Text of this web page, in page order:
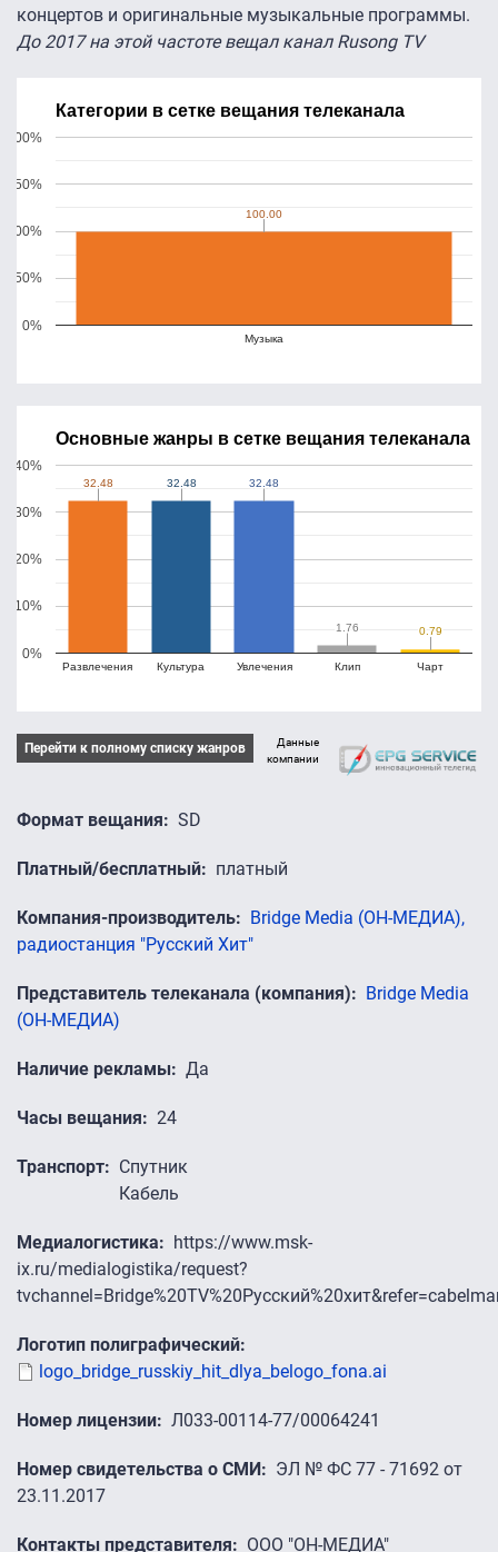
концертов и оригинальные музыкальные программы.
До 2017 на этой частоте вещал канал Rusong TV
Категории в сетке вещания телеканала
Музыка
0%
50%
100%
150%
200%
100.00
100.00
Основные жанры в сетке вещания телеканала
Развлечения Культура Увлечения Клип Чарт
0%
10%
20%
30%
40%
32.48
32.48 32.48
32.48 32.48
32.48
1.76
1.76 0.79
0.79
Перейти к полному списку жанров
Данные
компании
Формат вещания SD
Платный/бесплатный платный
Компания-производитель
Bridge Media (ОН-МЕДИА),
радиостанция "Русский Хит"
Представитель телеканала (компания)
Bridge Media
(ОН-МЕДИА)
Наличие рекламы Да
Часы вещания 24
Транспорт
Спутник
Кабель
Медиалогистика
https://www.msk-
ix.ru/medialogistika/request?
Логотип полиграфический
logo_bridge_russkiy_hit_dlya_belogo_fona.ai
Номер лицензии Л033-00114-77/00064241
Номер свидетельства о СМИ
ЭЛ № ФС 77 - 71692 от
23.11.2017
Контакты представителя ООО "ОН-МЕДИА"